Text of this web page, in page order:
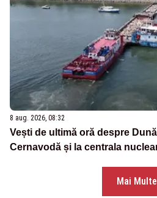
8 aug. 2026, 08:32
Vești de ultimă oră despre
Cernavodă și la centrala
Mai Multe